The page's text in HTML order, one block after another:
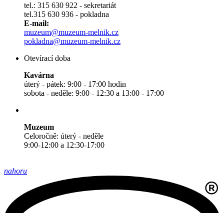
tel.: 315 630 922 - sekretariát
tel.315 630 936 - pokladna
E-mail:
muzeum@muzeum-melnik.cz
pokladna@muzeum-melnik.cz
Otevírací doba
Kavárna
úterý - pátek: 9:00 - 17:00 hodin
sobota - neděle: 9:00 - 12:30 a 13:00 - 17:00
Muzeum
Celoročně: úterý - neděle
9:00-12:00 a 12:30-17:00
nahoru